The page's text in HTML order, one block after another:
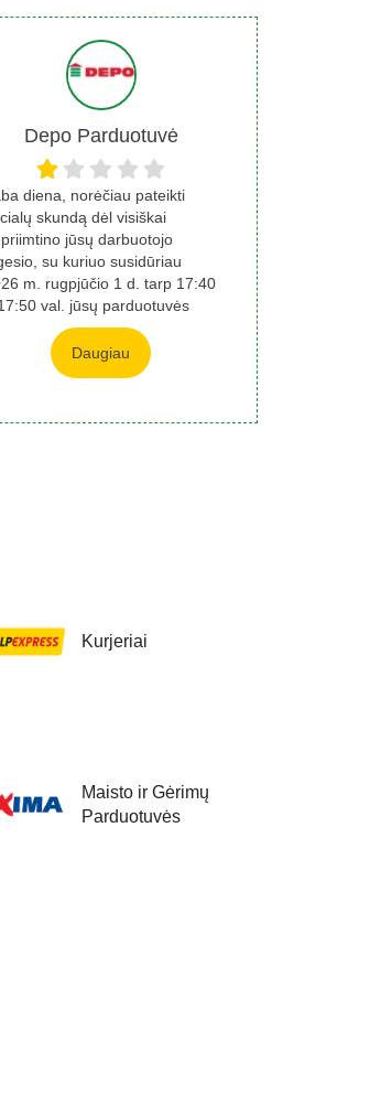
Depo Parduotuvė
diena, norėčiau pateikti
skundą dėl visiškai
jūsų darbuotojo
su kuriuo susidūriau
m. rugpjūčio 1 d. tarp 17:40
val. jūsų parduotuvės
Daugiau
Kurjeriai
Maisto ir Gėrimų
Parduotuvės